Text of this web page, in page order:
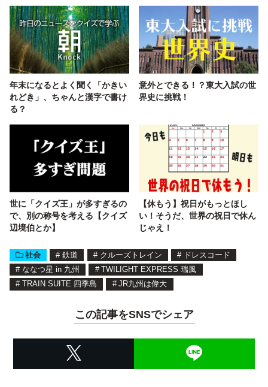
年末になるとよく聞く「かきい
れどき」、ちゃんと漢字で書け
る？
意外とできる！？東大入試の世
界史に挑戦！
世に「クイズ王」が多すぎるの
で、別の称号を考える【クイズ
辺境伯とか】
【休もう】祝日がもっとほし
い！そうだ、世界の祝日で休ん
じゃえ！
社会 # 鉄道 # クルーズトレイン # ドレスコード
# ななつ星 in 九州 # TWILIGHT EXPRESS 瑞風
# TRAIN SUITE 四季島 # JR九州は偉大
この記事をSNSでシェア